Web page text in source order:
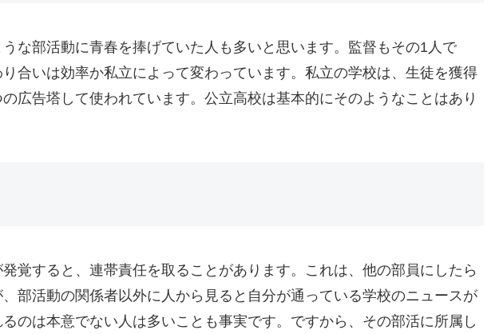
な部活動に青春を捧げていた人も多いと思います。監督もその1人で
合いは効率か私立によって変わっています。私立の学校は、生徒を獲得
広告塔して使われています。公立高校は基本的にそのようなことはあり
覚すると、連帯責任を取ることがあります。これは、他の部員にしたら
部活動の関係者以外に人から見ると自分が通っている学校のニュースが
のは本意でない人は多いことも事実です。ですから、その部活に所属し